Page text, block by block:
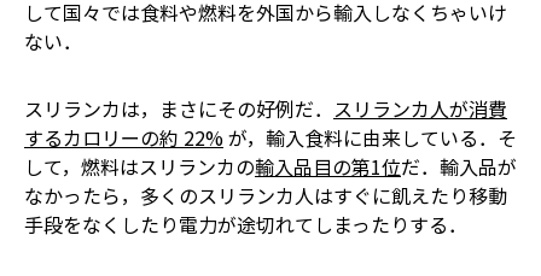
して国々では食料や燃料を外国から輸入しなくちゃいけ
ない．
スリランカは，まさにその好例だ． スリランカ人が消費
するカロリーの約 22%が，輸入食料に由来している．そ
して，燃料はスリランカの輸入品目の第1位だ．輸入品が
なかったら，多くのスリランカ人はすぐに飢えたり移動
手段をなくしたり電力が途切れてしまったりする．